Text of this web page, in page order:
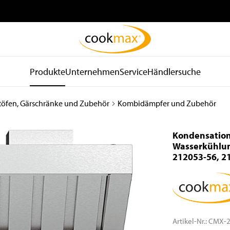
ProdukteUnternehmenServiceHändlersuche
Kühl- und
Kühlschränke
Tiefkühltische
Gekühlte
Wandhängeschränke
Konfiskatkühler
Spültechnik
Spülmaschinen
Spülkörbe und Zubehör
Zu- und Ablauftische
Armaturen
Waschbecken
Spender
Wasseraufbereitung
Gärschränke und Zubehör Kombidämpfer und Zubehör
212053-56,
Artikel-Nr.:CMX-